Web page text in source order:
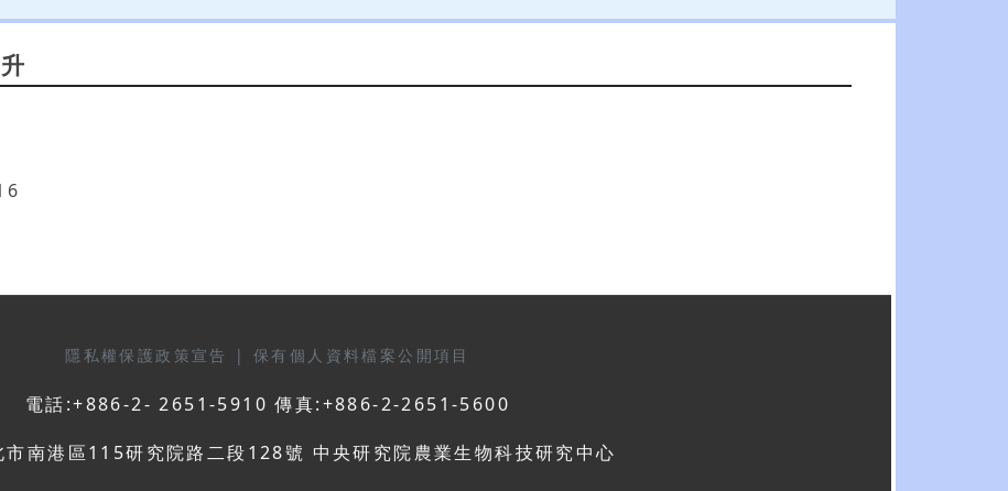
隱私權保護政策宣告 | 保有個人資料檔案公開項目
電話:+886-2- 2651-5910 傳真:+886-2-2651-5600
市南港區115研究院路二段128號 中央研究院農業生物科技研究中心